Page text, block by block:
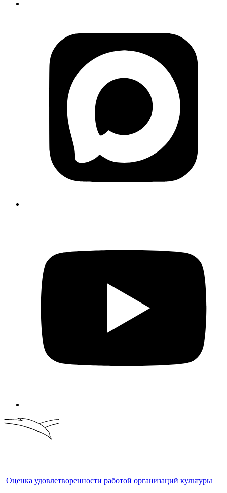
Оценка удовлетворенности работой организаций культуры